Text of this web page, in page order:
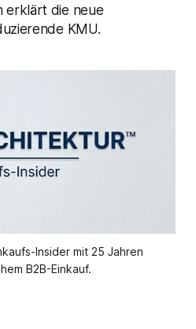
erklärt die neue
KMU.
Insider mit 25 Jahren
B2B-Einkauf.